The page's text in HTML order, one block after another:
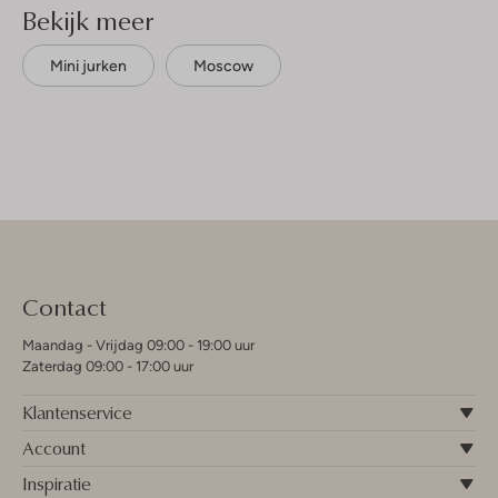
Bekijk meer
Mini jurken Moscow
Contact
Maandag - Vrijdag 09:00 - 19:00 uur
Zaterdag 09:00 - 17:00 uur
Klantenservice
Account
Inspiratie